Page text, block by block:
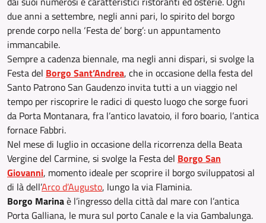
due anni a settembre, negli anni pari, lo spirito del borgo
prende corpo nella ‘Festa de’ borg’: un appuntamento
immancabile.
Sempre a cadenza biennale, ma negli anni dispari, si svolge la
Festa del Borgo Sant’Andrea, che in occasione della festa del
Santo Patrono San Gaudenzo invita tutti a un viaggio nel
tempo per riscoprire le radici di questo luogo che sorge fuori
da Porta Montanara, fra l’antico lavatoio, il foro boario, l’antica
fornace Fabbri.
Nel mese di luglio in occasione della ricorrenza della Beata
Vergine del Carmine, si svolge la Festa del Borgo San
Giovanni, momento ideale per scoprire il borgo sviluppatosi al
di là dell’Arco d’Augusto, lungo la via Flaminia.
Borgo Marinaè l’ingresso della città dal mare con l’antica
Porta Galliana, le mura sul porto Canale e la via Gambalunga.